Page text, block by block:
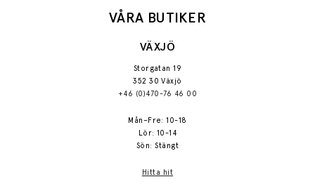
VÅRA BUTIKER
VÄXJÖ
Storgatan 19
352 30 Växjö
+46 (0)470-76 46 00
Mån–Fre: 10-18
Lör: 10-14
Sön: Stängt
Hitta hit